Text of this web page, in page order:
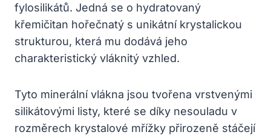
fylosilikátů. Jedná se o hydratovaný
křemičitan hořečnatý s unikátní krystalickou
strukturou, která mu dodává jeho
charakteristický vláknitý vzhled.
Tyto minerální vlákna jsou tvořena vrstvenými
silikátovými listy, které se díky nesouladu v
rozměrech krystalové mřížky přirozeně stáčejí